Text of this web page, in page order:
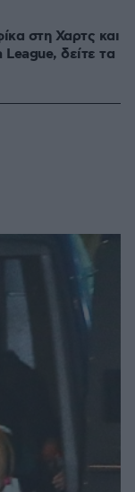
στη Χαρτς και
δείτε τα